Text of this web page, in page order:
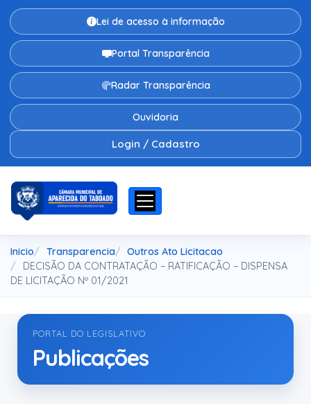
Lei de acesso à informação
Portal Transparência
Radar Transparência
Ouvidoria
Login / Cadastro
Inicio Transparencia
Outros Ato Licitacao
DECISÃO DA CONTRATAÇÃO – RATIFICAÇÃO – DISPENSA
DE LICITAÇÃO Nº 01/2021
PORTAL DO LEGISLATIVO
Publicações